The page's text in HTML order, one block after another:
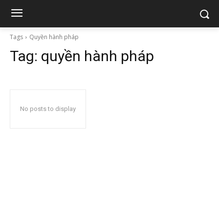
Tags Quyền hành pháp
Tag: quyền hành pháp
No posts to display